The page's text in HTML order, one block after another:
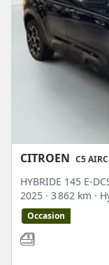
CITROEN C5
HYBRIDE 145 E-
2025 · 3 862 km ·
Occasion